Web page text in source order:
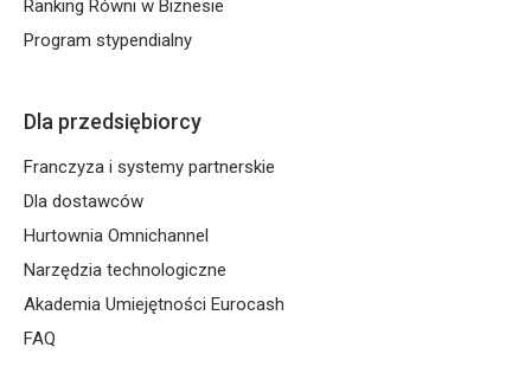
Ranking Równi w Biznesie
Program stypendialny
Dla przedsiębiorcy
Franczyza i systemy partnerskie
Dla dostawców
Hurtownia Omnichannel
Narzędzia technologiczne
Akademia Umiejętności Eurocash
FAQ